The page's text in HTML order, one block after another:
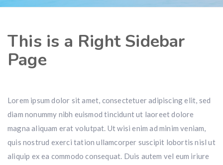
This is a Right Sidebar
Page
Lorem ipsum dolor sit amet, consectetuer adipiscing elit, sed
diam nonummy nibh euismod tincidunt ut laoreet dolore
magna aliquam erat volutpat. Ut wisi enim ad minim veniam,
quis nostrud exerci tation ullamcorper suscipit lobortis nisl ut
aliquip ex ea commodo consequat. Duis autem vel eum iriure